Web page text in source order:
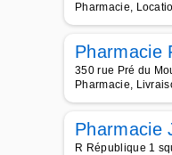
Pharmacie,
Pharmacie
350 rue Pré du
Pharmacie,
Pharmacie
R République 1